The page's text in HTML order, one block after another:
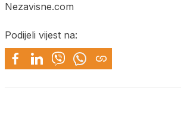
Nezavisne.com
Podijeli vijest na: